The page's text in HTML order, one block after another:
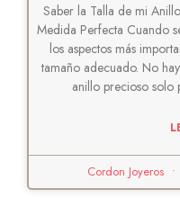
Saber la Talla de mi
Medida Perfecta Cuando
los aspectos más
tamaño adecuado. No
anillo precioso solo
Cordon Joyeros